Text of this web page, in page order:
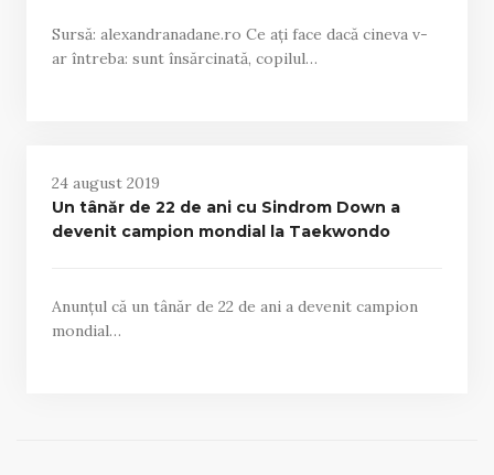
Sursă: alexandranadane.ro Ce ați face dacă cineva v-
ar întreba: sunt însărcinată, copilul…
24 august 2019
Un tânăr de 22 de ani cu Sindrom Down a
devenit campion mondial la Taekwondo
Anunțul că un tânăr de 22 de ani a devenit campion
mondial…